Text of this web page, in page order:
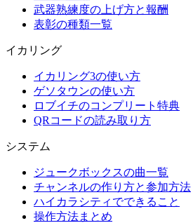
武器熟練度の上げ方と報酬
表彰の種類一覧
イカリング
イカリング3の使い方
ゲソタウンの使い方
ロブイチのコンプリート特典
QRコードの読み取り方
システム
ジュークボックスの曲一覧
チャンネルの作り方と参加方法
ハイカラシティでできること
操作方法まとめ